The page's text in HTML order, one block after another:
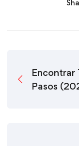
Encontrar
Pasos